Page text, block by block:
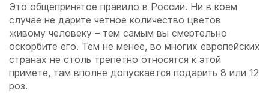
Это общепринятое правило в России. Ни в коем
случае не дарите четное количество цветов
живому человеку – тем самым вы смертельно
оскорбите его. Тем не менее, во многих европейских
странах не столь трепетно относятся к этой
примете, там вполне допускается подарить 8 или 12
роз.